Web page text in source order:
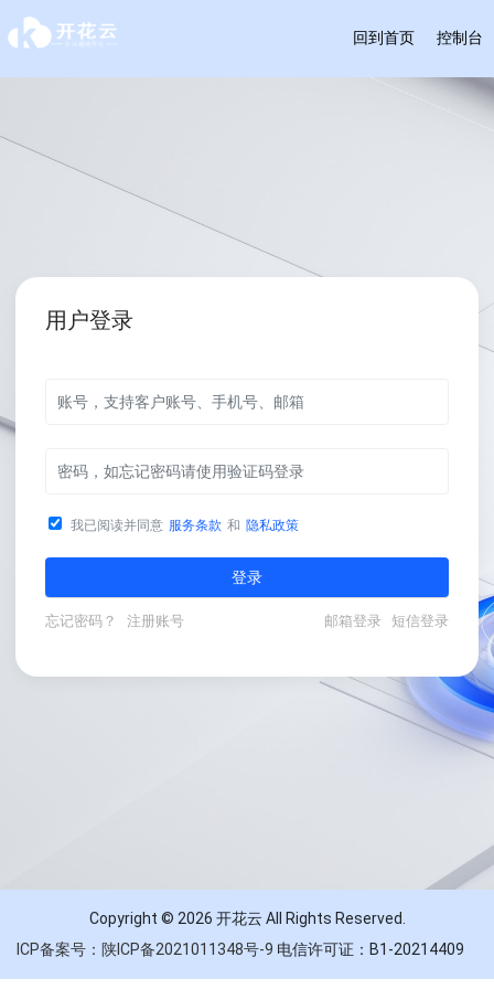
回到首页 控制台
用户登录
我已阅读并同意 服务条款 和 隐私政策
登录
忘记密码？ 注册账号 邮箱登录 短信登录
Copyright © 2026 开花云 All Rights Reserved.
ICP备案号：陕ICP备2021011348号-9 电信许可证：B1-20214409